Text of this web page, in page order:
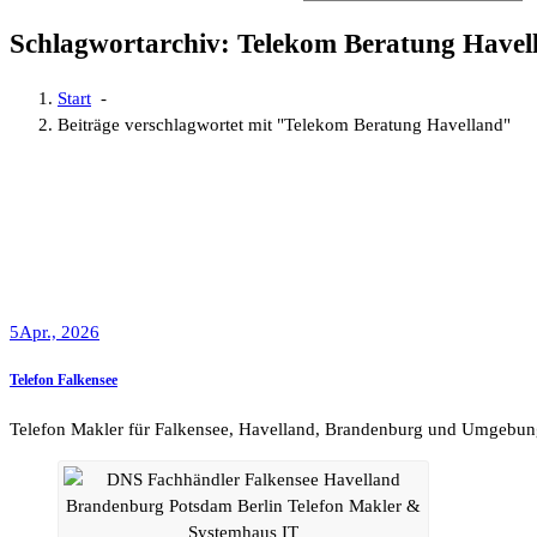
Schlagwortarchiv: Telekom Beratung
Start -
Beiträge verschlagwortet mit "Telekom Beratung Havelland"
5Apr., 2026
Telefon Falkensee
Telefon Makler für Falkensee, Havelland, Brandenburg und